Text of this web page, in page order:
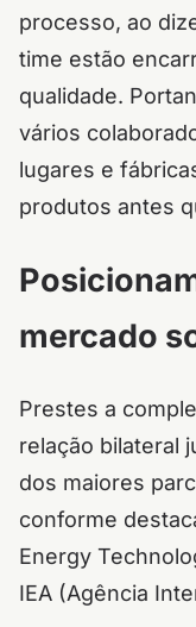
processo, ao
time estão
qualidade.
vários
lugares e
produtos antes
mercado
Prestes a
relação bilateral
dos maiores
conforme
Energy
IEA (Agência